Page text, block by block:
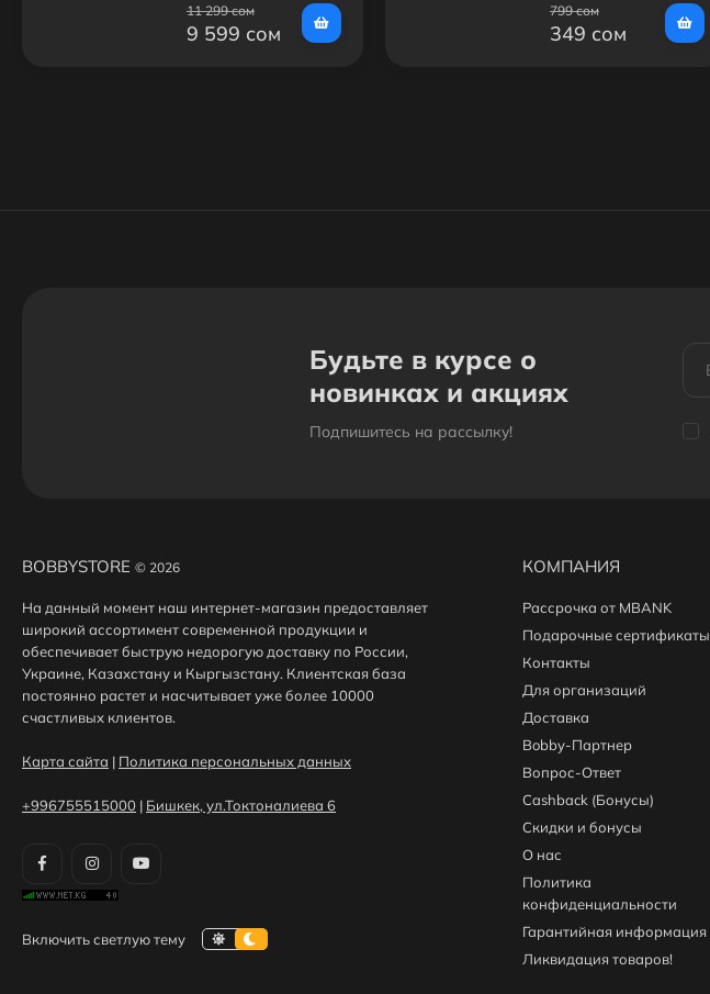
11 299 сом
9 599 сом
799 сом
349 сом
Будьте в курсе о
новинках и акциях
Подпишитесь на рассылкy!
BOBBYSTORE © 2026
На данный момент наш интернет-магазин предоставляет
широкий ассортимент современной продукции и
обеспечивает быструю недорогую доставку по России,
Украине, Казахстану и Кыргызстану. Клиентская база
постоянно растет и насчитывает уже более 10000
счастливых клиентов.
Карта сайта | Политика персональных данных
+996755515000 | Бишкек, ул.Токтоналиева 6
КОМПАНИЯ
Рассрочка от MBANK
Подарочные сертификаты
Контакты
Для организаций
Доставка
Bobby-Партнер
Вопрос-Ответ
Cashback (Бонусы)
Скидки и бонусы
О нас
Политика
конфиденциальности
Гарантийная информация
Ликвидация товаров!